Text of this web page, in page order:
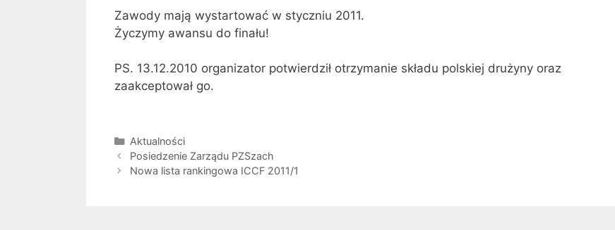
Zawody mają wystartować w styczniu 2011.
Życzymy awansu do finału!
PS. 13.12.2010 organizator potwierdził otrzymanie składu polskiej drużyny oraz
zaakceptował go.
Kategorie
Aktualności
Posiedzenie Zarządu PZSzach
Nowa lista rankingowa ICCF 2011/1